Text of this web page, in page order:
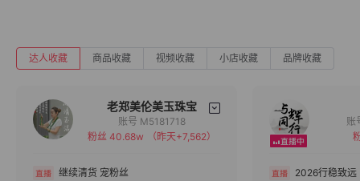
达人收藏 商品收藏 视频收藏 小店收藏 品牌收藏
老郑美伦美玉珠宝
备注
账号 M5181718
粉丝 40.68w
（昨天+7,562）
继续清货 宠粉丝
2026行稳致远